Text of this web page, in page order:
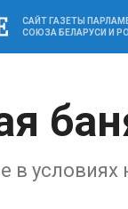
САЙТ ГАЗЕТЫ
СОЮЗА БЕЛАРУСИ И
в условиях